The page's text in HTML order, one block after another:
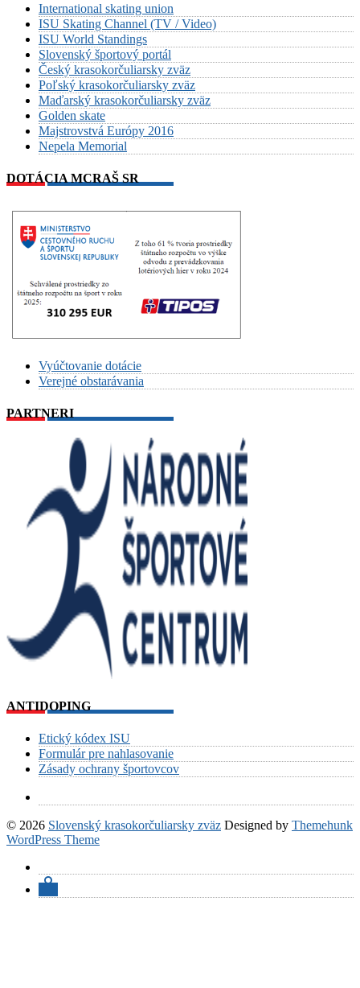
International skating union
ISU Skating Channel (TV / Video)
ISU World Standings
Slovenský športový portál
Český krasokorčuliarsky zväz
Poľský krasokorčuliarsky zväz
Maďarský krasokorčuliarsky zväz
Golden skate
Majstrovstvá Európy 2016
Nepela Memorial
DOTÁCIA MCRAŠ SR
Vyúčtovanie dotácie
Verejné obstarávania
PARTNERI
ANTIDOPING
Etický kódex ISU
Formulár pre nahlasovanie
Zásady ochrany športovcov
© 2026 Slovenský krasokorčuliarsky zväz Designed by Themehunk
WordPress Theme